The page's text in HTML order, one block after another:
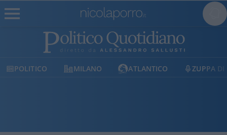
POLITICO MILANO ATLANTICO ZUPPA DI